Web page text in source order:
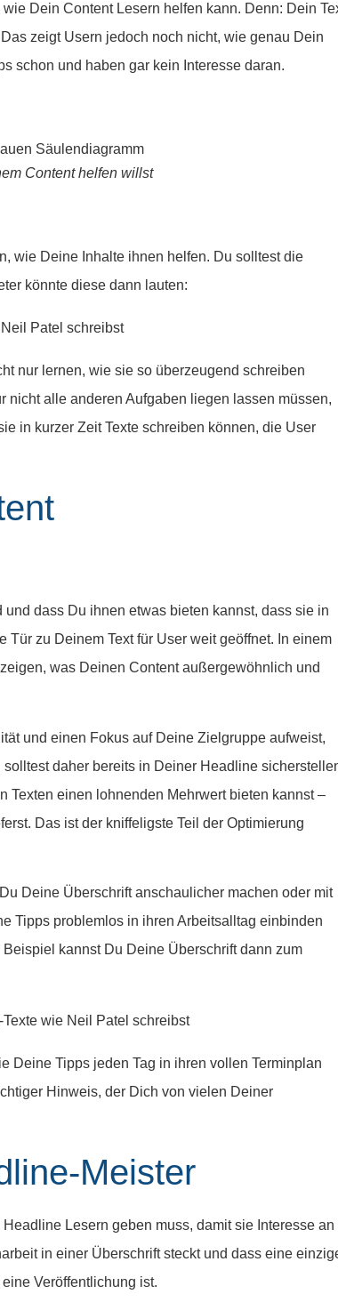
Dein Content Lesern helfen kann. Denn: Dein
zeigt Usern jedoch noch nicht, wie genau Dein
schon und haben gar kein Interesse daran.
Content helfen willst
wie Deine Inhalte ihnen helfen. Du solltest die
könnte diese dann lauten:
Patel schreibst
nur lernen, wie sie so überzeugend schreiben
nicht alle anderen Aufgaben liegen lassen müssen,
in kurzer Zeit Texte schreiben können, die User
dass Du ihnen etwas bieten kannst, dass sie in
zu Deinem Text für User weit geöffnet. In einem
was Deinen Content außergewöhnlich und
und einen Fokus auf Deine Zielgruppe aufweist,
daher bereits in Deiner Headline
Texten einen lohnenden Mehrwert bieten kannst –
Das ist der kniffeligste Teil der Optimierung
Deine Überschrift anschaulicher machen oder mit
Tipps problemlos in ihren Arbeitsalltag einbinden
kannst Du Deine Überschrift dann zum
wie Neil Patel schreibst
Deine Tipps jeden Tag in ihren vollen Terminplan
Hinweis, der Dich von vielen Deiner
Meister
Lesern geben muss, damit sie Interesse an
in einer Überschrift steckt und dass eine
Veröffentlichung ist.